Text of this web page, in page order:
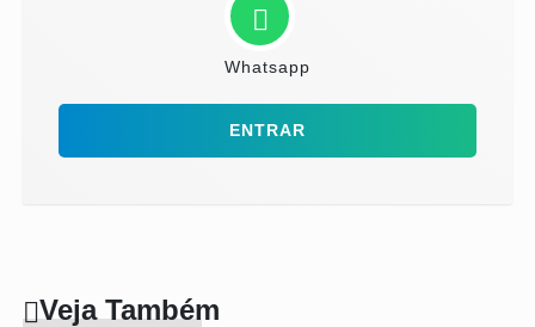
Whatsapp
ENTRAR
Veja Também